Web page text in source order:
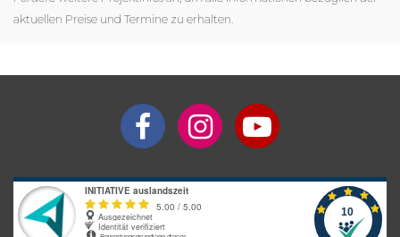
aktuellen Preise und Termine zu erhalten.